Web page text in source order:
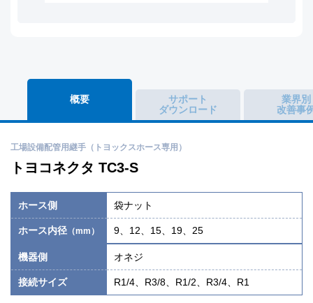
概要
サポート
ダウンロード
業界別
改善事
トヨコネクタ TC3-S
工場設備配管用継手（トヨックスホース専用）
ホース側 袋ナット
ホース内径（mm） 9、12、15、19、25
機器側 オネジ
接続サイズ R1/4、R3/8、R1/2、R3/4、R1